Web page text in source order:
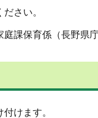
い。
課保育係（長野県庁
けます。